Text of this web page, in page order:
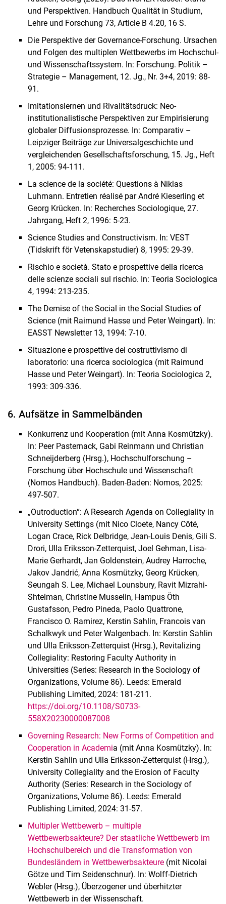
und Perspektiven. Handbuch Qualität in Studium,
Lehre und Forschung 73, Article B 4.20, 16 S.
Die Perspektive der Governance-Forschung. Ursachen
und Folgen des multiplen Wettbewerbs im Hochschul-
und Wissenschaftssystem. In: Forschung. Politik –
Strategie – Management, 12. Jg., Nr. 3+4, 2019: 88-
91.
Imitationslernen und Rivalitätsdruck: Neo-
institutionalistische Perspektiven zur Empirisierung
globaler Diffusionsprozesse. In: Comparativ –
Leipziger Beiträge zur Universalgeschichte und
vergleichenden Gesellschaftsforschung, 15. Jg., Heft
1, 2005: 94-111.
La science de la société: Questions à Niklas
Luhmann. Entretien réalisé par André Kieserling et
Georg Krücken. In: Recherches Sociologique, 27.
Jahrgang, Heft 2, 1996: 5-23.
Science Studies and Constructivism. In: VEST
(Tidskrift för Vetenskapstudier) 8, 1995: 29-39.
Rischio e società. Stato e prospettive della ricerca
delle scienze sociali sul rischio. In: Teoria Sociologica
4, 1994: 213-235.
The Demise of the Social in the Social Studies of
Science (mit Raimund Hasse und Peter Weingart). In:
EASST Newsletter 13, 1994: 7-10.
Situazione e prospettive del costruttivismo di
laboratorio: una ricerca sociologica (mit Raimund
Hasse und Peter Weingart). In: Teoria Sociologica 2,
1993: 309-336.
6. Aufsätze in Sammelbänden
Konkurrenz und Kooperation (mit Anna Kosmützky).
In: Peer Pasternack, Gabi Reinmann und Christian
Schneijderberg (Hrsg.), Hochschulforschung –
Forschung über Hochschule und Wissenschaft
(Nomos Handbuch). Baden-Baden: Nomos, 2025:
497-507.
„Outroduction“: A Research Agenda on Collegiality in
University Settings (mit Nico Cloete, Nancy Côté,
Logan Crace, Rick Delbridge, Jean-Louis Denis, Gili S.
Drori, Ulla Eriksson-Zetterquist, Joel Gehman, Lisa-
Marie Gerhardt, Jan Goldenstein, Audrey Harroche,
Jakov Jandrić, Anna Kosmützky, Georg Krücken,
Seungah S. Lee, Michael Lounsbury, Ravit Mizrahi-
Shtelman, Christine Musselin, Hampus Öth
Gustafsson, Pedro Pineda, Paolo Quattrone,
Francisco O. Ramirez, Kerstin Sahlin, Francois van
Schalkwyk und Peter Walgenbach. In: Kerstin Sahlin
und Ulla Eriksson-Zetterquist (Hrsg.), Revitalizing
Collegiality: Restoring Faculty Authority in
Universities (Series: Research in the Sociology of
Organizations, Volume 86). Leeds: Emerald
Publishing Limited, 2024: 181-211.
https://doi.org/10.1108/S0733-
558X20230000087008
Governing Research: New Forms of Competition and
Cooperation in Academia (mit Anna Kosmützky). In:
Kerstin Sahlin und Ulla Eriksson-Zetterquist (Hrsg.),
University Collegiality and the Erosion of Faculty
Authority (Series: Research in the Sociology of
Organizations, Volume 86). Leeds: Emerald
Publishing Limited, 2024: 31-57.
Multipler Wettbewerb – multiple
Wettbewerbsakteure? Der staatliche Wettbewerb im
Hochschulbereich und die Transformation von
Bundesländern in Wettbewerbsakteure (mit Nicolai
Götze und Tim Seidenschnur). In: Wolff-Dietrich
Webler (Hrsg.), Überzogener und überhitzter
Wettbewerb in der Wissenschaft.